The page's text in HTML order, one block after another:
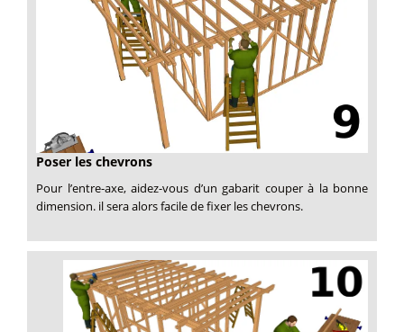
Poser les chevrons
Pour l’entre-axe, aidez-vous d’un gabarit couper à la bonne
dimension. il sera alors facile de fixer les chevrons.